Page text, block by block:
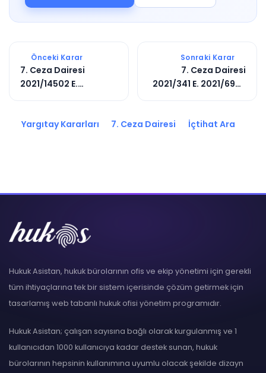
Önceki Karar
7. Ceza Dairesi
2021/14502 E.
Sonraki Karar
7. Ceza Dairesi
2021/341 E. 2021/6995
Yargıtay Kararları 7. Ceza Dairesi İçtihat Ara
Hukuk Asistan, hukuk bürolarının ofis ve ekip yönetimi için gerekli
tüm ihtiyaçlarına tek bir sistem içerisinde çözüm getirmek için
tasarlamış web tabanlı hukuk ofisi yönetim programıdır.
Hukuk Asistan; çalışan sayısına bağlı olarak kurgulanmış ve 1
kullanıcıdan 1000 kullanıcıya kadar destek sunan, hukuk
bürolarının hepsinin kullanımına uyumlu olacak şekilde dizayn